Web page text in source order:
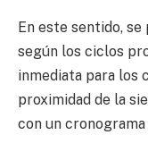
En este sentido,
según los ciclos
inmediata para los
proximidad de la
con un